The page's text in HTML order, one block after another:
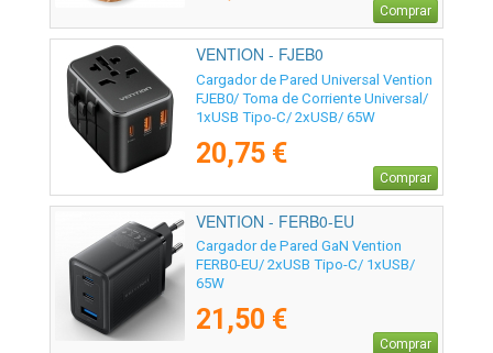
Comprar
VENTION - FJEB0
Cargador de Pared Universal Vention
FJEB0/ Toma de Corriente Universal/
1xUSB Tipo-C/ 2xUSB/ 65W
20,75 €
Comprar
VENTION - FERB0-EU
Cargador de Pared GaN Vention
FERB0-EU/ 2xUSB Tipo-C/ 1xUSB/
65W
21,50 €
Comprar